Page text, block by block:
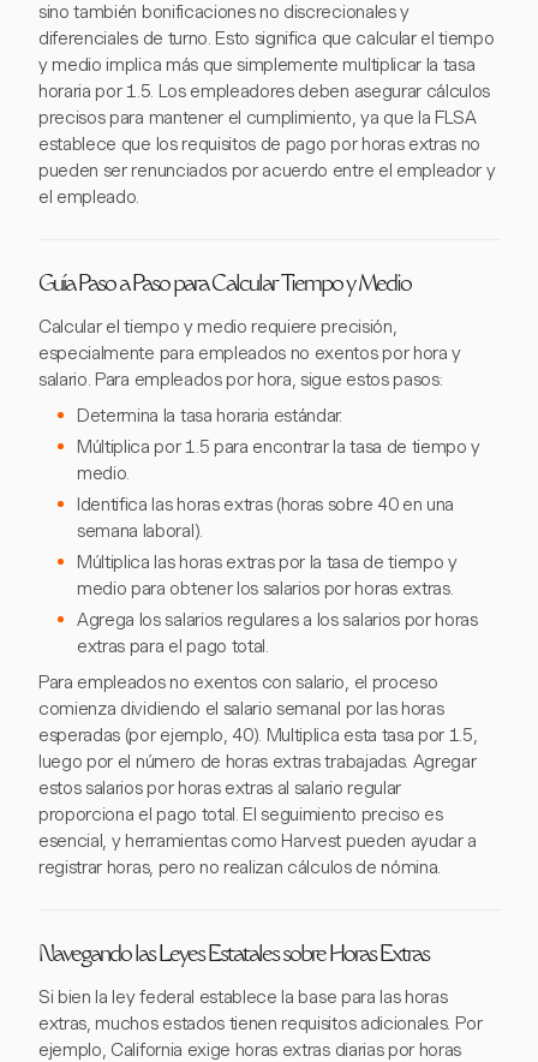
sino también bonificaciones no discrecionales y
diferenciales de turno. Esto significa que calcular el tiempo
y medio implica más que simplemente multiplicar la tasa
horaria por 1.5. Los empleadores deben asegurar cálculos
precisos para mantener el cumplimiento, ya que la FLSA
establece que los requisitos de pago por horas extras no
pueden ser renunciados por acuerdo entre el empleador y
el empleado.
Guía Paso a Paso para Calcular Tiempo y Medio
Calcular el tiempo y medio requiere precisión,
especialmente para empleados no exentos por hora y
salario. Para empleados por hora, sigue estos pasos:
Determina la tasa horaria estándar.
Múltiplica por 1.5 para encontrar la tasa de tiempo y
medio.
Identifica las horas extras (horas sobre 40 en una
semana laboral).
Múltiplica las horas extras por la tasa de tiempo y
medio para obtener los salarios por horas extras.
Agrega los salarios regulares a los salarios por horas
extras para el pago total.
Para empleados no exentos con salario, el proceso
comienza dividiendo el salario semanal por las horas
esperadas (por ejemplo, 40). Multiplica esta tasa por 1.5,
luego por el número de horas extras trabajadas. Agregar
estos salarios por horas extras al salario regular
proporciona el pago total. El seguimiento preciso es
esencial, y herramientas como Harvest pueden ayudar a
registrar horas, pero no realizan cálculos de nómina.
Navegando las Leyes Estatales sobre Horas Extras
Si bien la ley federal establece la base para las horas
extras, muchos estados tienen requisitos adicionales. Por
ejemplo, California exige horas extras diarias por horas